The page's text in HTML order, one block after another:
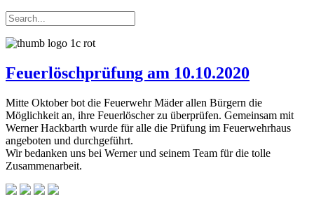
Feuerlöschprüfung am 10.10.2020
Mitte Oktober bot die Feuerwehr Mäder allen Bürgern die
Möglichkeit an, ihre Feuerlöscher zu überprüfen. Gemeinsam mit
Werner Hackbarth wurde für alle die Prüfung im Feuerwehrhaus
angeboten und durchgeführt.
Wir bedanken uns bei Werner und seinem Team für die tolle
Zusammenarbeit.